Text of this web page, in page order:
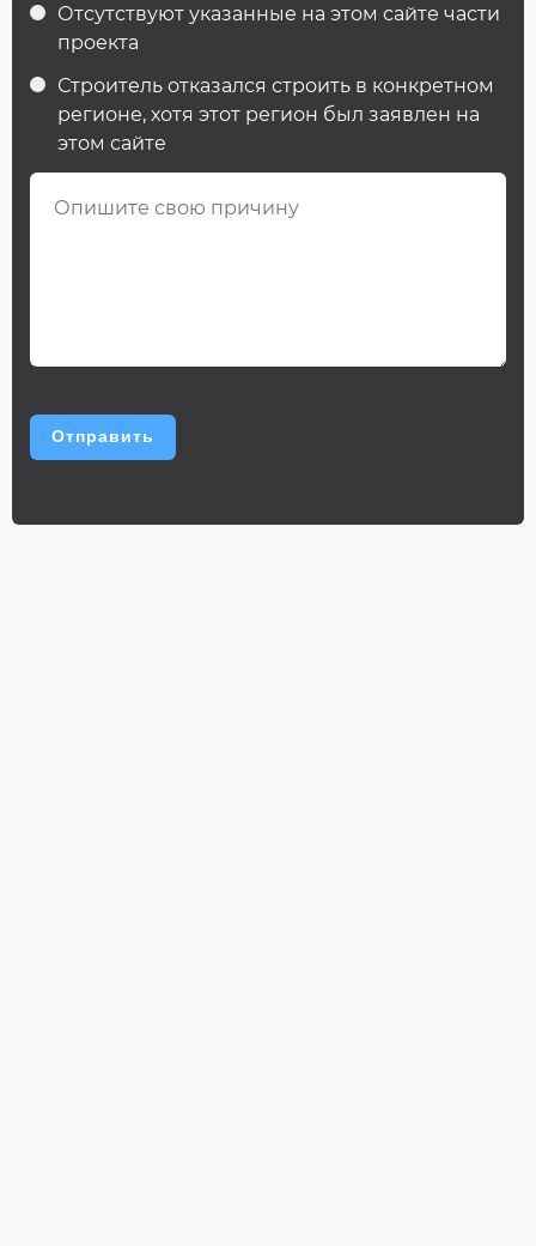
Отсутствуют указанные на этом сайте части
проекта
Строитель отказался строить в конкретном
регионе, хотя этот регион был заявлен на
этом сайте